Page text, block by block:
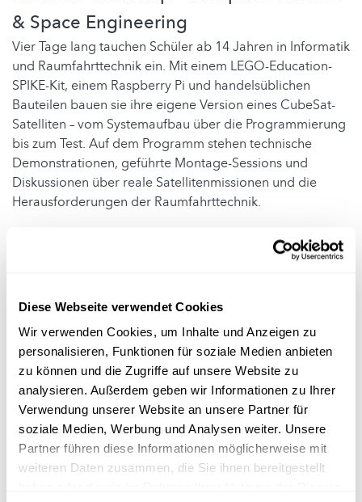
Diese Webseite verwendet Cookies
Wir verwenden Cookies, um Inhalte und Anzeigen zu
personalisieren, Funktionen für soziale Medien anbieten
zu können und die Zugriffe auf unsere Website zu
analysieren. Außerdem geben wir Informationen zu Ihrer
Verwendung unserer Website an unsere Partner für
soziale Medien, Werbung und Analysen weiter. Unsere
Partner führen diese Informationen möglicherweise mit
weiteren Daten zusammen, die Sie ihnen bereitgestellt
& Space Engineering
Vier Tage lang tauchen Schüler ab 14 Jahren in Informatik
und Raumfahrttechnik ein. Mit einem LEGO-Education-
SPIKE-Kit, einem Raspberry Pi und handelsüblichen
Bauteilen bauen sie ihre eigene Version eines CubeSat-
Satelliten – vom Systemaufbau über die Programmierung
bis zum Test. Auf dem Programm stehen technische
Demonstrationen, geführte Montage-Sessions und
Diskussionen über reale Satellitenmissionen und die
Herausforderungen der Raumfahrttechnik.
Campus Kirchberg
Anmeldung:Ja, online über die Veranstalter-Webseite
Kosten:bitte beim Veranstalter erfragen
Sprachen:
Organisiert von:Scienteens Lab / Université du
Luxembourg